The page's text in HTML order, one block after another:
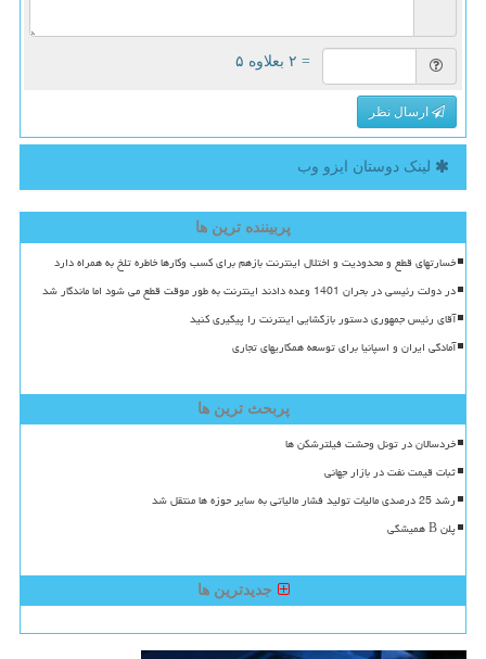
= ۲ بعلاوه ۵
ارسال نظر
لینک دوستان ایزو وب
پربیننده ترین ها
خسارتهای قطع و محدودیت و اختلال اینترنت بازهم برای کسب وکارها خاطره تلخ به همراه دارد
در دولت رئیسی در بحران 1401 وعده دادند اینترنت به طور موقت قطع می شود اما ماندگار شد
آقای رئیس جمهوری دستور بازگشایی اینترنت را پیگیری کنید
آمادگی ایران و اسپانیا برای توسعه همکاریهای تجاری
پربحث ترین ها
خردسالان در تونل وحشت فیلترشکن ها
ثبات قیمت نفت در بازار جهانی
رشد 25 درصدی مالیات تولید فشار مالیاتی به سایر حوزه ها منتقل شد
پلن B همیشگی
جدیدترین ها